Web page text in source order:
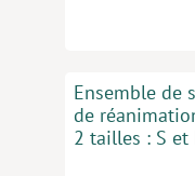
Ensemble de
de
2 tailles : S et